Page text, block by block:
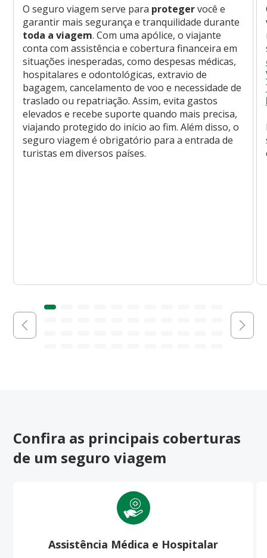
O seguro viagem serve para protegervocê e
garantir mais segurança e tranquilidade durante
toda a viagem. Com uma apólice, o viajante
conta com assistência e cobertura financeira em
situações inesperadas, como despesas médicas,
hospitalares e odontológicas, extravio de
bagagem, cancelamento de voo e necessidade de
traslado ou repatriação. Assim, evita gastos
elevados e recebe suporte quando mais precisa,
viajando protegido do início ao fim. Além disso, o
seguro viagem é obrigatório para a entrada de
turistas em diversos países.
Confira as principais coberturas
de um seguro viagem
Assistência Médica e Hospitalar